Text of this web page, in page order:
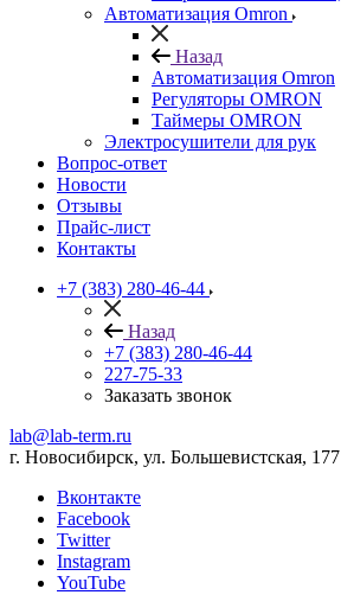
Автоматизация Omron
Назад
Автоматизация Omron
Регуляторы OMRON
Таймеры OMRON
Электросушители для рук
Вопрос-ответ
Новости
Отзывы
Прайс-лист
Контакты
+7 (383) 280-46-44
Назад
+7 (383) 280-46-44
227-75-33
Заказать звонок
lab@lab-term.ru
г. Новосибирск, ул. Большевистская, 177
Вконтакте
Facebook
Twitter
Instagram
YouTube